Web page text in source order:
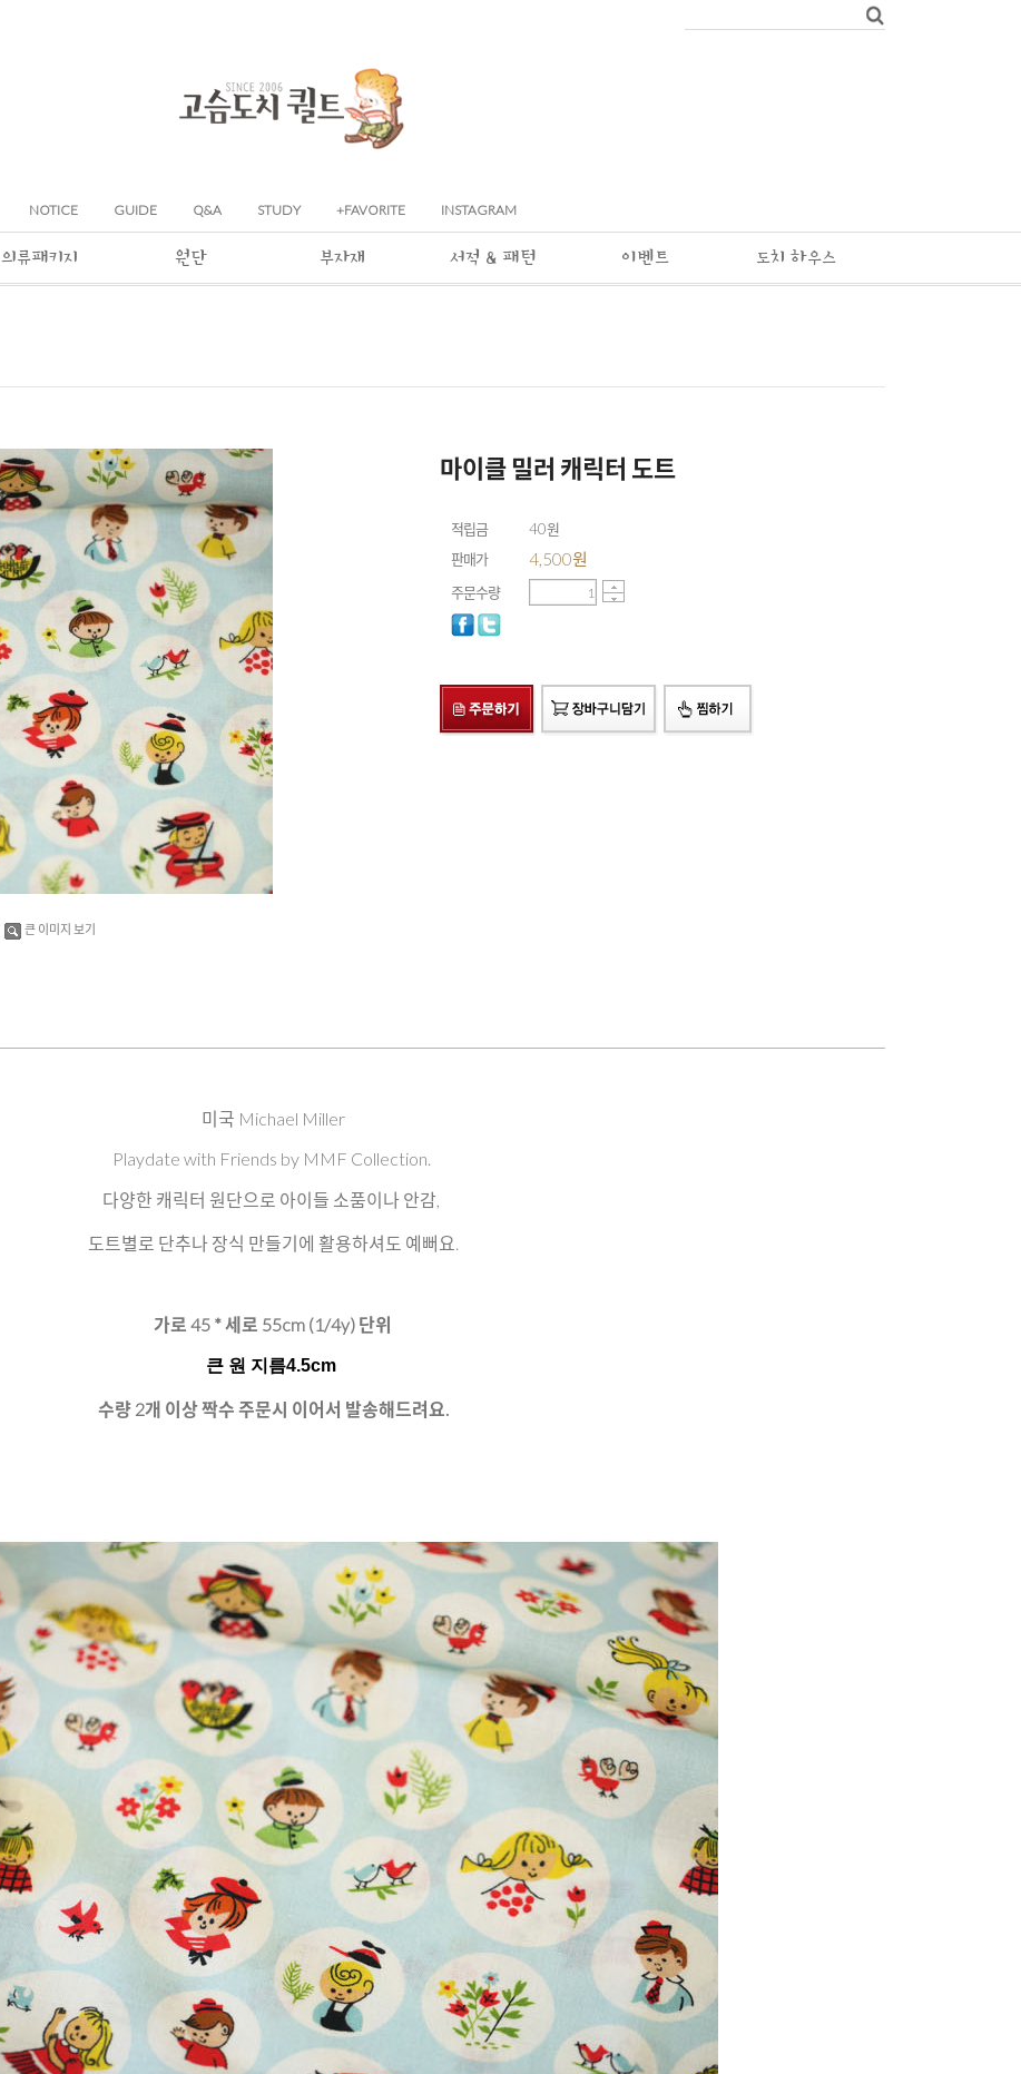
NOTICE GUIDE Q&A STUDY +FAVORITE INSTAGRAM
의류패키지 원단 부자재 서적 & 패턴 이벤트 도치 하우스
큰 이미지 보기
마이클 밀러 캐릭터 도트
적립금
40원
판매가
4,500원
주문수량
미국 Michael Miller
Playdate with Friends by MMF Collection.
다양한 캐릭터 원단으로 아이들 소품이나 안감,
도트별로 단추나 장식 만들기에 활용하셔도 예뻐요.
가로 45 * 세로 55cm (1/4y) 단위
큰 원 지름4.5cm
수량 2개 이상 짝수 주문시 이어서 발송해드려요.